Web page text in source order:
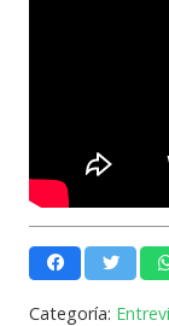
Categoría: